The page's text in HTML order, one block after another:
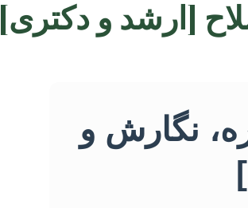
[ارشد و دکتری]
نگارش و